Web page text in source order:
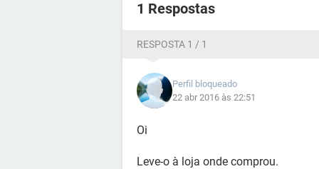
1 Respostas
RESPOSTA 1 / 1
Perfil bloqueado
22 abr 2016 às 22:51
Oi
Leve-o à loja onde comprou.